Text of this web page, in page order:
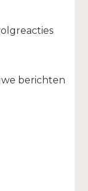
berichten